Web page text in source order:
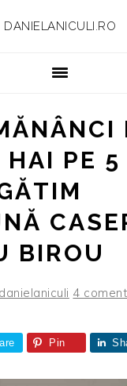
DANIELANICULI.RO
HAI PE
BIROU
danielaniculi 4
Pin